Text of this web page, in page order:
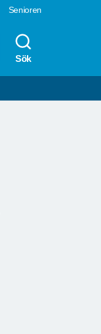
Senioren
Sök